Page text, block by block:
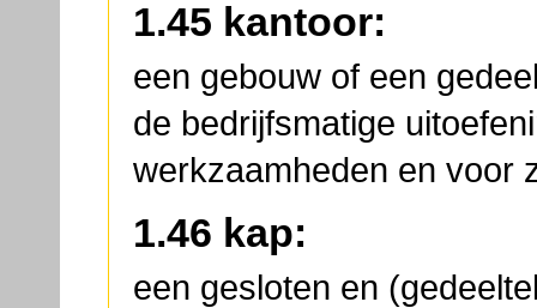
1.45 kantoor:
een gebouw of een
de bedrijfsmatige
werkzaamheden en voor
1.46 kap:
een gesloten en